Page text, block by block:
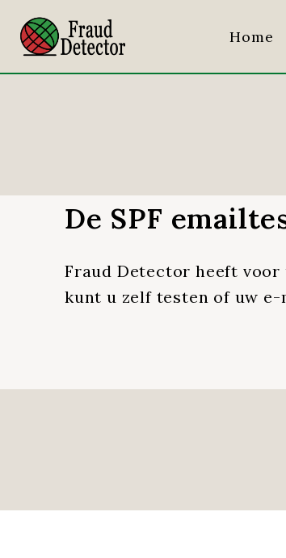
Home
De SPF
Fraud Detector heeft voor
kunt u zelf testen of uw e-